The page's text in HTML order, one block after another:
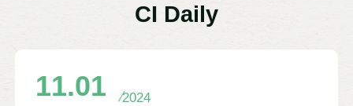
CI Daily
11.01 2024